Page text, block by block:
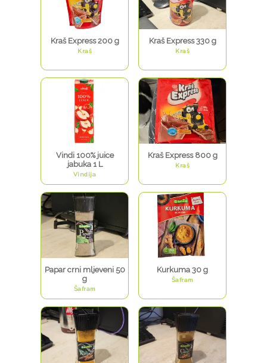
Kraš Express 200 g
Kraš
Kraš Express 330 g
Kraš
Vindi 100% juice
jabuka 1 L
Vindija
Kraš Express 800 g
Kraš
Papar crni mljeveni 50
g
Šafram
Kurkuma 30 g
Šafram